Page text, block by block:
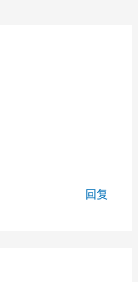
回复